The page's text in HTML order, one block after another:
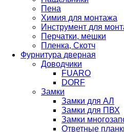
Пена
Химия для монтажа
Инструмент для
Перчатки, мешки
Пленка, Скотч
Фурнитура дверная
Доводчики
FUARO
DORF
Замки
Замки для АЛ
Замки для ПВХ
Замки
Ответные